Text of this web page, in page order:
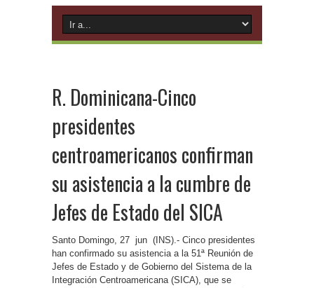
R. Dominicana-Cinco
presidentes
centroamericanos confirman
su asistencia a la cumbre de
Jefes de Estado del SICA
Santo Domingo, 27 jun (INS).- Cinco presidentes
han confirmado su asistencia a la 51ª Reunión de
Jefes de Estado y de Gobierno del Sistema de la
Integración Centroamericana (SICA), que se